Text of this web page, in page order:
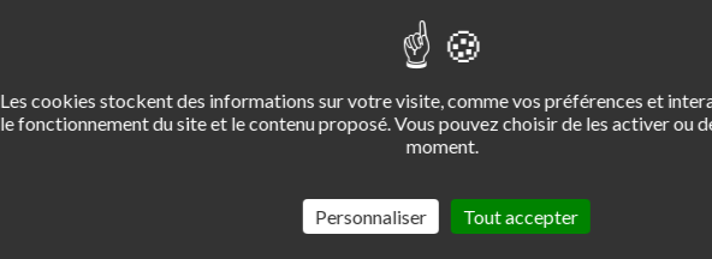
1
2 3 4
Les cookies stockent des informations sur votre visite, comme vos préférences et
le fonctionnement du site et le contenu proposé. Vous pouvez choisir de les activer ou
moment.
Tout accepter
Personnaliser